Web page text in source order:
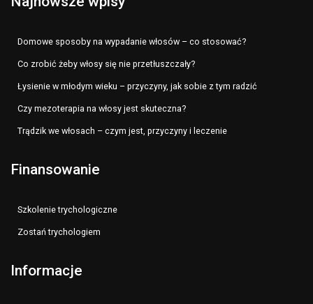
Domowe sposoby na wypadanie włosów – co stosować?
Co zrobić żeby włosy się nie przetłuszczały?
Łysienie w młodym wieku – przyczyny, jak sobie z tym radzić
Czy mezoterapia na włosy jest skuteczna?
Trądzik we włosach – czym jest, przyczyny i leczenie
Finansowanie
Szkolenie trychologiczne
Zostań trychologiem
Informacje